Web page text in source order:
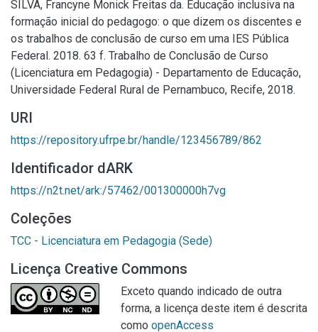
SILVA, Francyne Monick Freitas da. Educação inclusiva na
formação inicial do pedagogo: o que dizem os discentes e
os trabalhos de conclusão de curso em uma IES Pública
Federal. 2018. 63 f. Trabalho de Conclusão de Curso
(Licenciatura em Pedagogia) - Departamento de Educação,
Universidade Federal Rural de Pernambuco, Recife, 2018.
URI
https://repository.ufrpe.br/handle/123456789/862
Identificador dARK
https://n2t.net/ark:/57462/001300000h7vg
Coleções
TCC - Licenciatura em Pedagogia (Sede)
Licença Creative Commons
Exceto quando indicado de outra
forma, a licença deste item é descrita
como openAccess